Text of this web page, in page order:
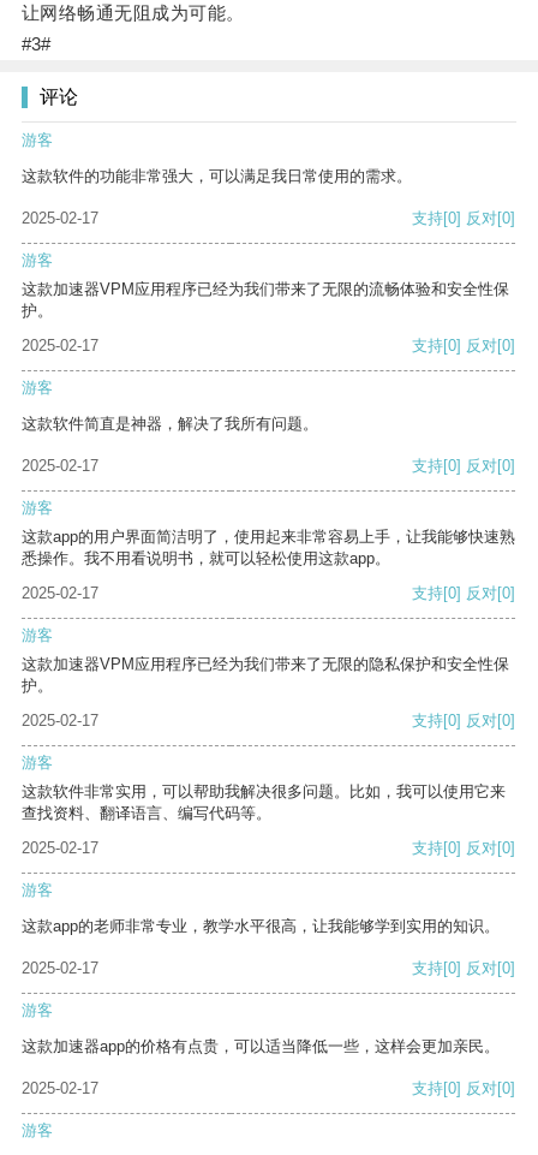
让网络畅通无阻成为可能。
#3#
评论
游客
这款软件的功能非常强大，可以满足我日常使用的需求。
2025-02-17 支持[0] 反对[0]
游客
这款加速器VPM应用程序已经为我们带来了无限的流畅体验和安全性保
护。
2025-02-17
支持[0] 反对[0]
游客
这款软件简直是神器，解决了我所有问题。
2025-02-17 支持[0] 反对[0]
游客
这款app的用户界面简洁明了，使用起来非常容易上手，让我能够快速熟
悉操作。我不用看说明书，就可以轻松使用这款app。
2025-02-17
支持[0] 反对[0]
游客
这款加速器VPM应用程序已经为我们带来了无限的隐私保护和安全性保
护。
2025-02-17
支持[0] 反对[0]
游客
这款软件非常实用，可以帮助我解决很多问题。比如，我可以使用它来
查找资料、翻译语言、编写代码等。
2025-02-17
支持[0] 反对[0]
游客
这款app的老师非常专业，教学水平很高，让我能够学到实用的知识。
2025-02-17 支持[0] 反对[0]
游客
这款加速器app的价格有点贵，可以适当降低一些，这样会更加亲民。
2025-02-17 支持[0] 反对[0]
游客